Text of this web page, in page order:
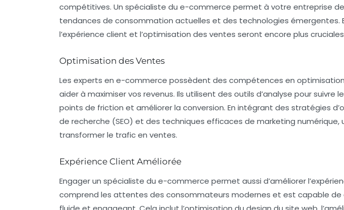
compétitives. Un spécialiste du e-commerce permet à votre entreprise
tendances de consommation actuelles et des technologies émergentes.
l’expérience client et l’optimisation des ventes seront encore plus
Optimisation des Ventes
Les experts en e-commerce possèdent des compétences en
aider à maximiser vos revenus. Ils utilisent des outils d’analyse pour suivre
points de friction et améliorer la conversion. En intégrant des stratégies d’
de recherche (SEO) et des techniques efficaces de marketing numérique,
transformer le trafic en ventes.
Expérience Client Améliorée
Engager un spécialiste du e-commerce permet aussi d’améliorer
comprend les attentes des consommateurs modernes et est capable de